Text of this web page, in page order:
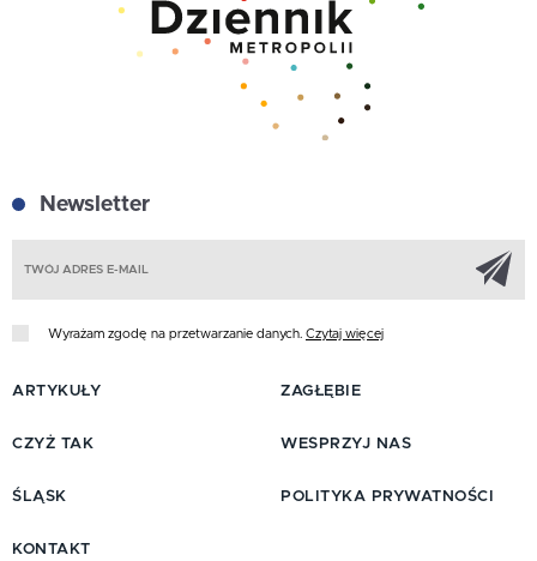
Newsletter
Wyrażam zgodę na przetwarzanie danych. Czytaj więcej
ARTYKUŁY
CZYŻ TAK
ŚLĄSK
ZAGŁĘBIE
WESPRZYJ NAS
POLITYKA PRYWATNOŚCI
KONTAKT